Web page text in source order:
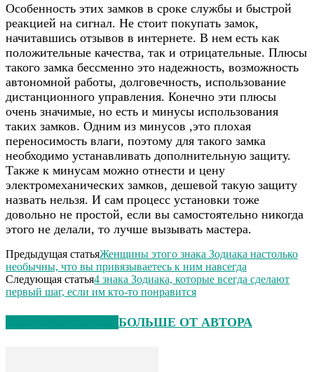
Особенность этих замков в сроке службы и быстрой
реакцией на сигнал. Не стоит покупать замок,
начитавшись отзывов в интернете. В нем есть как
положительные качества, так и отрицательные. Плюсы
такого замка бессменно это надежность, возможность
автономной работы, долговечность, использование
дистанционного управления. Конечно эти плюсы
очень значимые, но есть и минусы использования
таких замков. Одним из минусов ,это плохая
переносимость влаги, поэтому для такого замка
необходимо устанавливать дополнительную защиту.
Также к минусам можно отнести и цену
электромеханических замков, дешевой такую защиту
назвать нельзя. И сам процесс установки тоже
довольно не простой, если вы самостоятельно никогда
этого не делали, то лучше вызывать мастера.
Предыдущая статьяЖенщины этого знака Зодиака настолько
необычны, что вы привязываетесь к ним навсегда
Следующая статья4 знака Зодиака, которые всегда сделают
первый шаг, если им кто-то понравится
БОЛЬШЕ ОТ АВТОРА